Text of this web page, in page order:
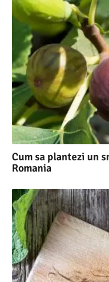
Cum sa plantezi un
Romania